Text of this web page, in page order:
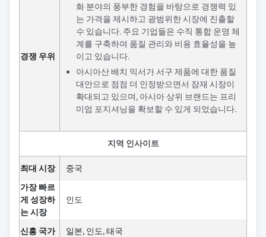
경쟁 우위
화 분야의 풍부한 경험을 바탕으로 경쟁력 있
는 가격을 제시하고 광범위한 시장에 진출할
수 있습니다. 주요 기업들은 수직 통합 운영 체
계를 구축하여 품질 관리와 비용 효율성을 높
이고 있습니다.
아시아산 배치 믹서가 서구 제품에 대한 품질
대안으로 점점 더 인정받으면서 잠재 시장이
확대되고 있으며, 아시아 상위 브랜드는 프리
미엄 포지셔닝을 확보할 수 있게 되었습니다.
지역 인사이트
최대 시장
중국
가장 빠르
게 성장하
는 시장
인도
신흥 국가 일본, 인도, 태국